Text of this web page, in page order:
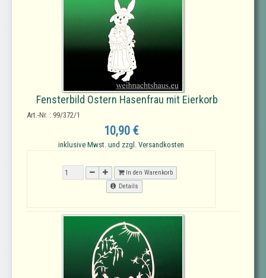
Fensterbild Ostern Hasenfrau mit Eierkorb
Art.-Nr. : 99/372/1
10,90 €
inklusive Mwst. und zzgl. Versandkosten
In den Warenkorb
Details